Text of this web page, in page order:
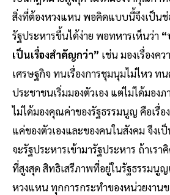
สิ่งที่ต้องหวงแหน พอคิดแบบนี้จึงเป็นช่
รัฐประหารขึ้นได้ง่าย พอทหารเห็นว่า
เป็นเรื่องสำคัญกว่า” เช่น มองเรื่องค
เศรษฐกิจ ทนเรื่องการชุมนุมไม่ไหว ท
ประชาชนเริ่มมองตัวเอง แต่ไม่ได้มอ
ไม่ได้มองคุณค่าของรัฐธรรมนูญ คือเรื่อ
แค่ของตัวเองและของคนในสังคม จึง
จะรัฐประหารเข้ามารัฐประหาร ถ้าเร
ที่สูงสุด สิทธิเสรีภาพที่อยู่ในรัฐธรรมนูญ
หวงแหน ทุกการกระทำของหน่วยงานข